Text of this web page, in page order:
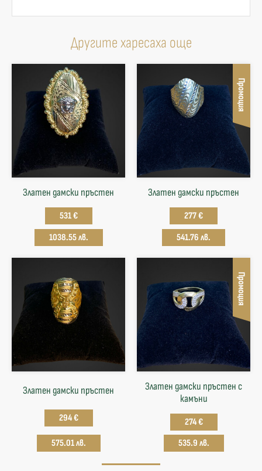
Другите харесаха още
Златен дамски пръстен
531 €
1038.55 лв.
Промоция
Златен дамски пръстен
277 €
541.76 лв.
Златен дамски пръстен
294 €
575.01 лв.
Промоция
Златен дамски пръстен с
камъни
274 €
535.9 лв.